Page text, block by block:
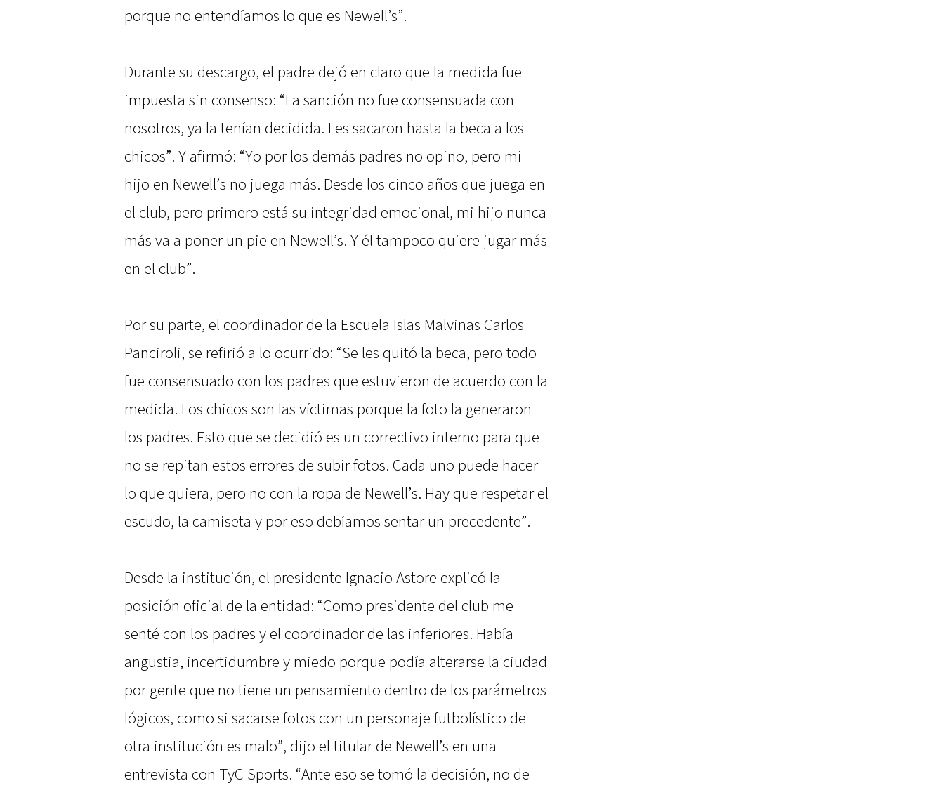
porque no entendíamos lo que es Newell’s”.
Durante su descargo, el padre dejó en claro que la medida fue
impuesta sin consenso: “La sanción no fue consensuada con
nosotros, ya la tenían decidida. Les sacaron hasta la beca a los
chicos”. Y afirmó: “Yo por los demás padres no opino, pero mi
hijo en Newell’s no juega más. Desde los cinco años que juega en
el club, pero primero está su integridad emocional, mi hijo nunca
más va a poner un pie en Newell’s. Y él tampoco quiere jugar más
en el club”.
Por su parte, el coordinador de la Escuela Islas Malvinas Carlos
Panciroli, se refirió a lo ocurrido: “Se les quitó la beca, pero todo
fue consensuado con los padres que estuvieron de acuerdo con la
medida. Los chicos son las víctimas porque la foto la generaron
los padres. Esto que se decidió es un correctivo interno para que
no se repitan estos errores de subir fotos. Cada uno puede hacer
lo que quiera, pero no con la ropa de Newell’s. Hay que respetar el
escudo, la camiseta y por eso debíamos sentar un precedente”.
Desde la institución, el presidente Ignacio Astore explicó la
posición oficial de la entidad: “Como presidente del club me
senté con los padres y el coordinador de las inferiores. Había
angustia, incertidumbre y miedo porque podía alterarse la ciudad
por gente que no tiene un pensamiento dentro de los parámetros
lógicos, como si sacarse fotos con un personaje futbolístico de
otra institución es malo”, dijo el titular de Newell’s en una
entrevista con TyC Sports. “Ante eso se tomó la decisión, no de